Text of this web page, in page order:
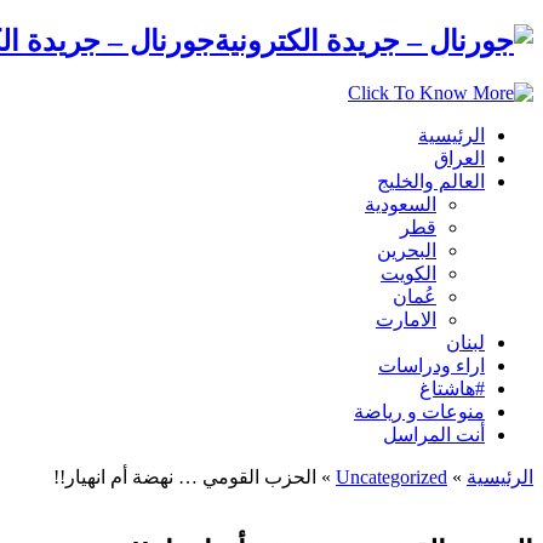
جورنال – جريدة
الرئيسية
العراق
العالم والخليج
السعودية
قطر
البحرين
الكويت
عُمان
الامارت
لبنان
اراء ودراسات
#هاشتاغ
منوعات و رياضة
أنت المراسل
الرئيسية »
Uncategorized
» الحزب القومي … نهضة أم انهيار!!